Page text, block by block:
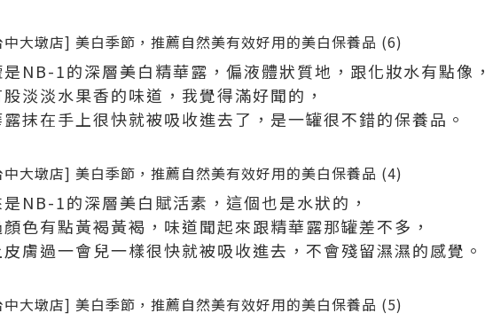
是NB-1的深層美白精華露，偏液體狀質地，跟化妝水有點像，
淡淡水果香的味道，我覺得滿好聞的，
露抹在手上很快就被吸收進去了，是一罐很不錯的保養品。
NB-1的深層美白賦活素，這個也是水狀的，
色有點黃褐黃褐，味道聞起來跟精華露那罐差不多，
皮膚過一會兒一樣很快就被吸收進去，不會殘留濕濕的感覺。